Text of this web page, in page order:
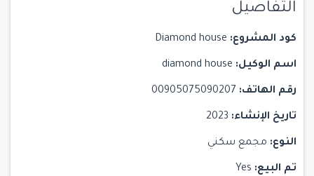
التفاصيل
كود المشروع:
اسم الوكيل:
رقم الهاتف:
تاريخ الإنشاء:
النوع: مجمع سكني
تم البيع: